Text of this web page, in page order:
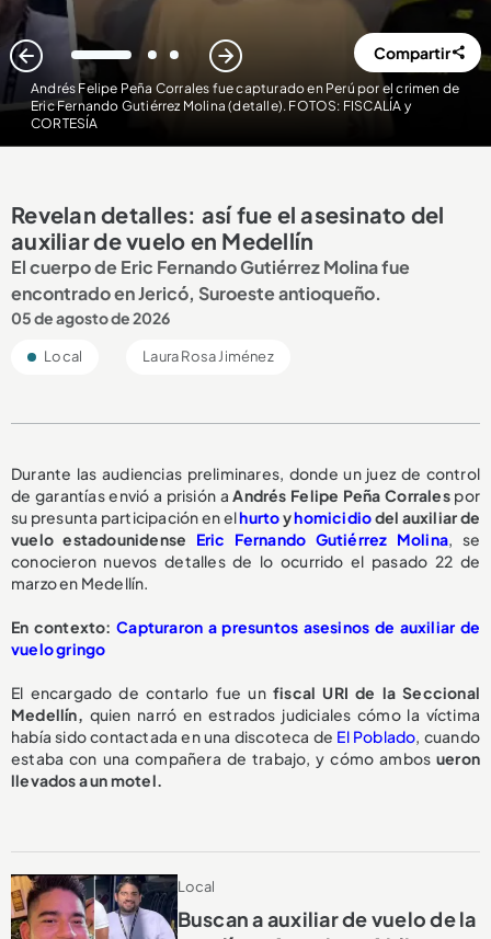
Andrés Felipe Peña Corrales fue capturado en Perú por el crimen de
Eric Fernando Gutiérrez Molina (detalle). FOTOS: FISCALÍA y
CORTESÍA
1 2 3 Compartir
Revelan detalles: así fue el asesinato del
auxiliar de vuelo en Medellín
El cuerpo de Eric Fernando Gutiérrez Molina fue
encontrado en Jericó, Suroeste antioqueño.
05 de agosto de 2026
Local Laura Rosa Jiménez
Durante las audiencias preliminares, donde un juez de control
de garantías envió a prisión a Andrés Felipe Peña Corralespor
su presunta participación en elhurtoyhomicidiodel auxiliar de
vuelo estadounidense Eric Fernando Gutiérrez Molina , se
conocieron nuevos detalles de lo ocurrido el pasado 22 de
marzo en Medellín.
En contexto: Capturaron a presuntos asesinos de auxiliar de
vuelo gringo
El encargado de contarlo fue unfiscal URI de la Seccional
Medellín,
quien narró en estrados judiciales cómo la víctima
había sido contactada en una discoteca de El Poblado , cuando
estaba con una compañera de trabajo, y cómo ambos ueron
llevados a un motel.
Local
Buscan a auxiliar de vuelo de la